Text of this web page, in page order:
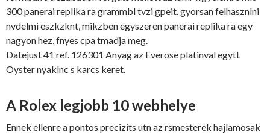
300 panerai replika ra grammbl tvzi gpeit. gyorsan felhasznlni
nvdelmi eszkzknt, mikzben egyszeren panerai replika ra egy
nagyon hez, fnyes cpa tmadja meg.
Datejust 41 ref. 126301 Anyag az Everose platinval egytt
Oyster nyaklnc s karcs keret.
A Rolex legjobb 10 webhelye
Ennek ellenre a pontos precizits utn az rsmesterek hajlamosak